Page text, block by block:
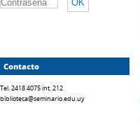
Contacto
Tel. 2418 4075 int. 212
biblioteca@seminario.edu.uy